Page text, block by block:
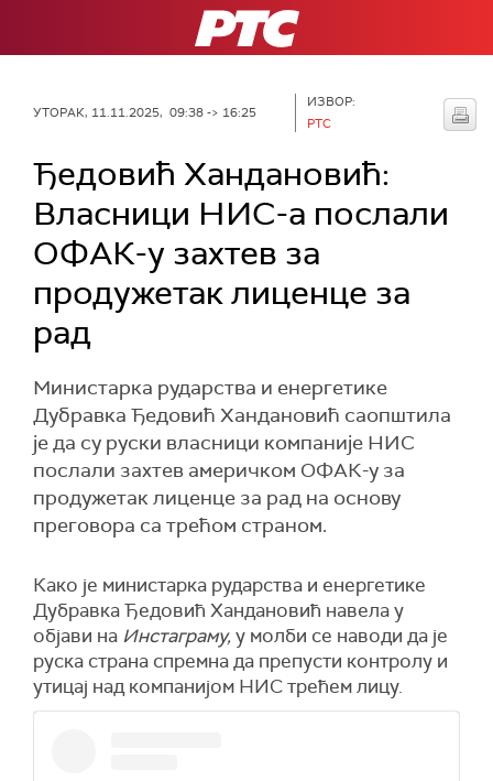
РТС
УТОРАК, 11.11.2025, 09:38 -> 16:25
ИЗВОР:
РТС
Ђедовић Хандановић:
Власници НИС-а послали
ОФАК-у захтев за
продужетак лиценце за
рад
Министарка рударства и енергетике
Дубравка Ђедовић Хандановић саопштила
је да су руски власници компаније НИС
послали захтев америчком ОФАК-у за
продужетак лиценце за рад на основу
преговора са трећом страном.
Како је министарка рударства и енергетике
Дубравка Ђедовић Хандановић навела у
објави на Инстаграму, у молби се наводи да је
руска страна спремна да препусти контролу и
утицај над компанијом НИС трећем лицу.